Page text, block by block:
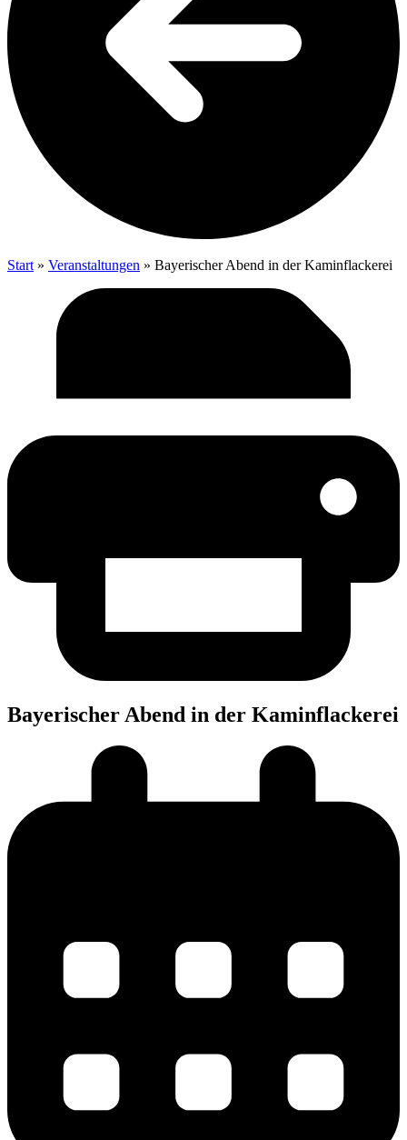
Start » Veranstaltungen » Baye­ri­scher Abend in der Kaminflackerei
Baye­ri­scher Abend in der Kaminflackerei